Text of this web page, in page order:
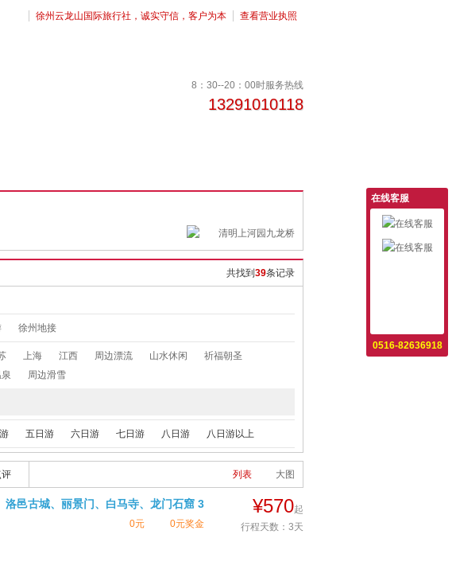
徐州云龙山国际旅行社，诚实守信，客户为本 查看营业执照
8：30--20：00时服务热线
13291010118
¥450
地藏王圣
大愿、拜大佛】
¥699
江西婺源 弦高古城、婺源套票代
¥300起
河南太行 红豆峡、八泉峡 2日游
共找到 39条记录
徐州地接
上海 江西 周边漂流 山水休闲
祈福朝圣
周边滑雪
五日游 六日游 七日游 八日游 八日游以上
列表 大图
评
洛邑古城、丽景门、白马寺、龙门石窟 3
】
0元 0元奖金
¥570起
行程天数：3天
在线客服
0516-82636918